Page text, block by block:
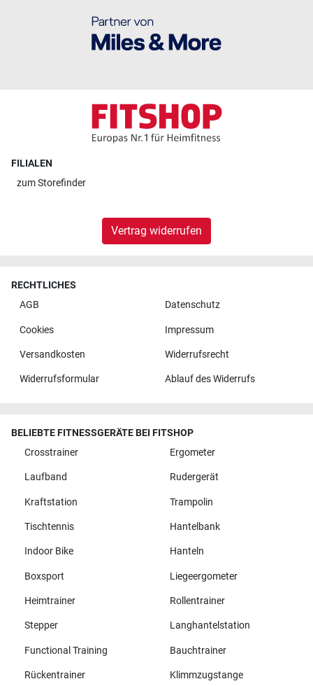
FILIALEN
zumStorefinder
Vertrag widerrufen
RECHTLICHES
AGB
Datenschutz
Cookies Impressum
Versandkosten Widerrufsrecht
Widerrufsformular Ablauf des Widerrufs
BELIEBTE FITNESSGERÄTE BEI FITSHOP
Crosstrainer
Ergometer
Laufband Rudergerät
Kraftstation Trampolin
Tischtennis Hantelbank
Indoor Bike Hanteln
Boxsport Liegeergometer
Heimtrainer Rollentrainer
Stepper Langhantelstation
Functional Training Bauchtrainer
Rückentrainer Klimmzugstange